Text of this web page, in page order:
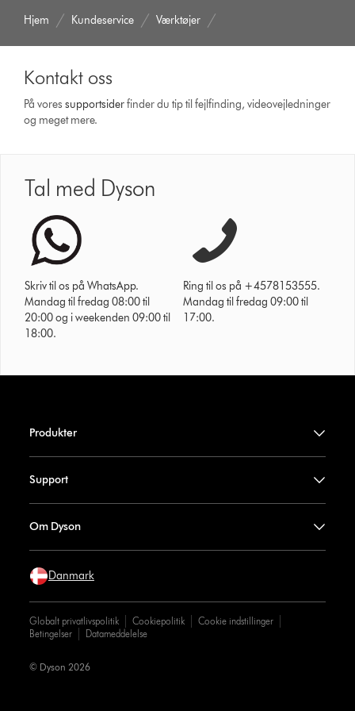
Hjem Kundeservice Værktøjer
Kontakt oss
På voressupport­siderfinder du tip til fejlfinding, video­vejledninger
og meget mere.
Tal med Dyson
Skriv til os på WhatsApp.
Mandag til fredag 08:00 til
20:00 og i weekenden 09:00 til
18:00.
Ring til os på +4578153555.
Mandag til fredag 09:00 til
17:00.
Produkter
Support
Om Dyson
Danmark
Globalt privatlivspolitik Cookiepolitik
Cookie indstillinger
Betingelser
Datameddelelse
© Dyson 2026